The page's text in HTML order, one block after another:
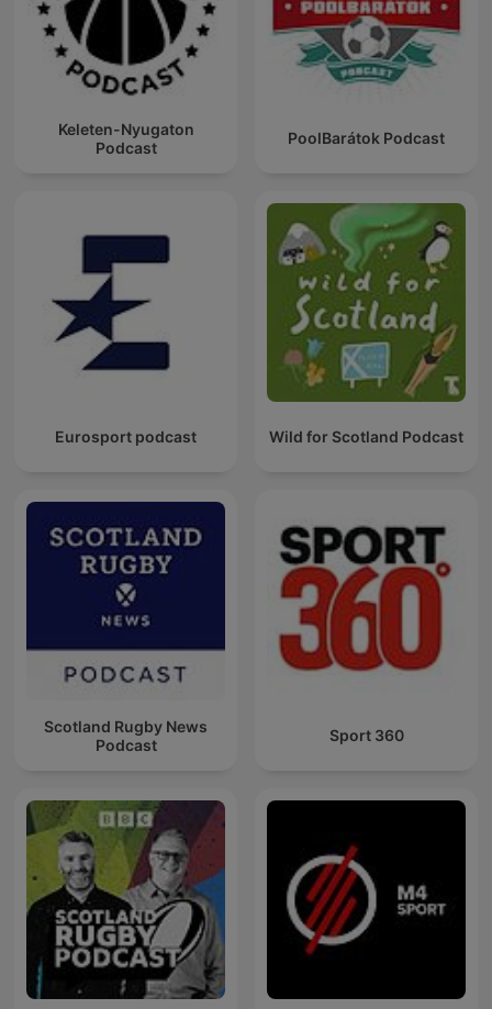
Keleten-Nyugaton
Podcast
PoolBarátok Podcast
Eurosport podcast Wild for Scotland Podcast
Scotland Rugby News
Podcast
Sport 360